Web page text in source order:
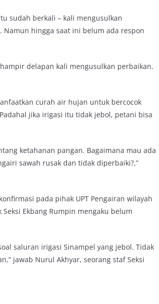
sudah berkali – kali mengusulkan
Namun hingga saat ini belum ada respon
delapan kali mengusulkan perbaikan.
curah air hujan untuk bercocok
jika irigasi itu tidak jebol, petani bisa
ketahanan pangan. Bagaimana mau ada
sawah rusak dan tidak diperbaiki?,”
pada pihak UPT Pengairan wilayah
Ekbang Rumpin mengaku belum
saluran irigasi Sinampel yang jebol. Tidak
jawab Nurul Akhyar, seorang staf Seksi